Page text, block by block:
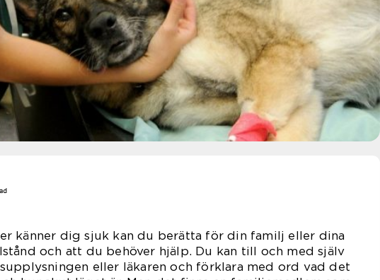
känner dig sjuk kan du berätta för din familj eller dina
och att du behöver hjälp. Du kan till och med själv
eller läkaren och förklara med ord vad det